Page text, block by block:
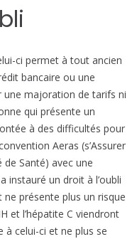
ci permet à tout ancien
bancaire ou une
une majoration de tarifs ni
qui présente un
à des difficultés pour
Aeras (s’Assurer
de Santé) avec une
instauré un droit à l’oubli
présente plus un risque
et l’hépatite C viendront
à celui-ci et ne plus se